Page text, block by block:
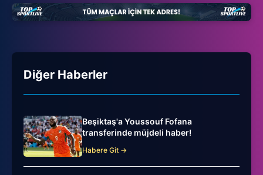
Diğer Haberler
Beşiktaş'a Youssouf Fofana
transferinde müjdeli haber!
Habere Git →